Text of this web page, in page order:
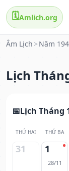
🗓️Amlich.org
Âm Lịch > Năm
Lịch
Lịch Tháng
THỨ HAI THỨ BA
31 1
28/11